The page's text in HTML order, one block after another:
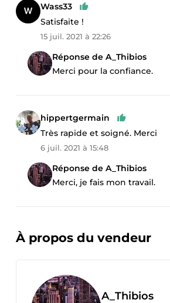
Wass33
Satisfaite !
15 juil. 2021 à 22:26
Réponse de A_Thibios
Merci pour la confiance.
hippertgermain
Très rapide et soigné. Merci
6 juil. 2021 à 15:48
Réponse de A_Thibios
Merci, je fais mon travail.
À propos du vendeur
A_Thibios